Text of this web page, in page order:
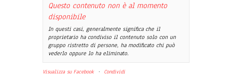
Questo contenuto non è al momento
disponibile
In questi casi, generalmente significa che il
proprietario ha condiviso il contenuto solo con un
gruppo ristretto di persone, ha modificato chi può
vederlo oppure lo ha eliminato.
Visualizza su Facebook · Condividi